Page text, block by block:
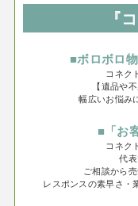
『
■ボロボロ
コネク
【遺品や
幅広いお悩み
■「お
コネク
代
ご相談から
レスポンスの素早さ・